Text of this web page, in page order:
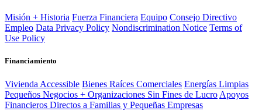
Misión + Historia Fuerza Financiera Equipo Consejo Directivo
Empleo Data Privacy Policy Nondiscrimination Notice Terms of
Use Policy
Financiamiento
Vivienda Accessible Bienes Raíces Comerciales Energías Limpias
Pequeños Negocios + Organizaciones Sin Fines de Lucro Apoyos
Financieros Directos a Familias y Pequeñas Empresas